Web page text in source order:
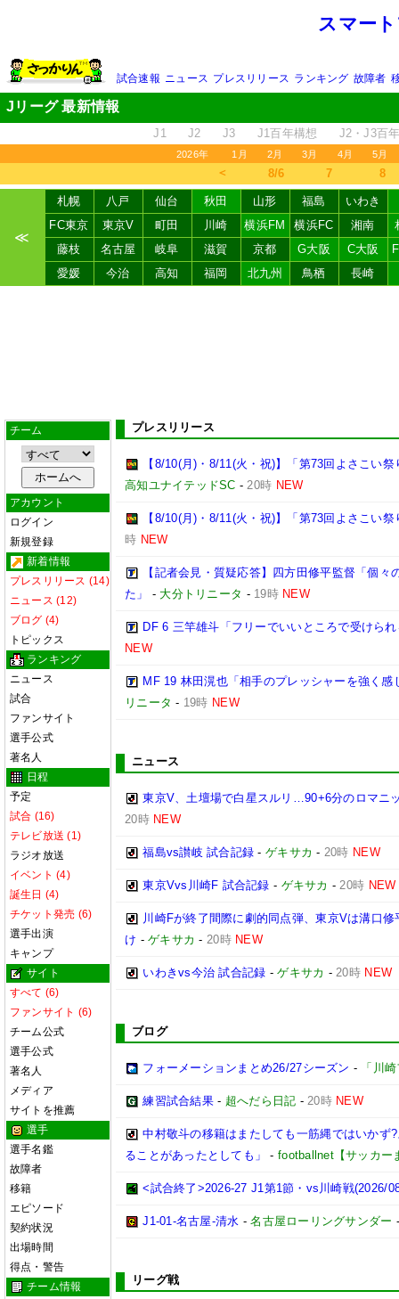
スマー
試合速報 ニュース プレスリリース ランキング 故障者
Jリーグ 最新情報
J1 J2 J3 J1百年構想 J2・J3百
2026年 1月 2月 3月 4月 5月
＜ 8/6 7 8
≪
札幌 八戸 仙台 秋田 山形 福島
いわき
FC東京
東京V 町田 川崎 横浜FM 横浜FC 湘南
藤枝
名古屋 岐阜 滋賀 京都 G大阪 C大阪
愛媛
今治 高知 福岡 北九州 鳥栖 長崎
チーム
アカウント
ログイン
新規登録
新着情報
プレスリリース (14)
ニュース (12)
ブログ (4)
トピックス
ランキング
ニュース
試合
ファンサイト
選手公式
著名人
日程
予定
試合 (16)
テレビ放送 (1)
ラジオ放送
イベント (4)
誕生日 (4)
チケット発売 (6)
選手出演
キャンプ
サイト
すべて (6)
ファンサイト (6)
チーム公式
選手公式
著名人
メディア
サイトを推薦
選手
選手名鑑
故障者
移籍
エピソード
契約状況
出場時間
得点・警告
チーム情報
プレスリリース
【8/10(月)・8/11(火・祝)】「第73回よさこい
高知ユナイテッドSC -20時 NEW
【8/10(月)・8/11(火・祝)】「第73回よさこい
時 NEW
【記者会見・質疑応答】四方田修平監督「個
た」
- 大分トリニータ - 19時 NEW
DF 6 三竿雄斗「フリーでいいところで受けら
NEW
MF 19 林田滉也「相手のプレッシャーを強く
リニータ - 19時 NEW
ニュース
東京V、土壇場で白星スルリ…90+6分のロマニ
20時 NEW
福島vs讃岐 試合記録 -ゲキサカ - 20時 NEW
東京Vvs川崎F 試合記録 - ゲキサカ -20時 NEW
川崎Fが終了間際に劇的同点弾、東京Vは溝口
け -ゲキサカ - 20時 NEW
いわきvs今治 試合記録 -ゲキサカ -20時 NEW
ブログ
フォーメーションまとめ26/27シーズン - 「川
練習試合結果- 超へだら日記 -20時 NEW
中村敬斗の移籍はまたしても一筋縄ではいかず
ることがあったとしても」
-footballnet【サッカー
<試合終了>2026-27 J1第1節・vs川崎戦(2026/
J1-01-名古屋-清水 -名古屋ローリングサンダー
リーグ戦